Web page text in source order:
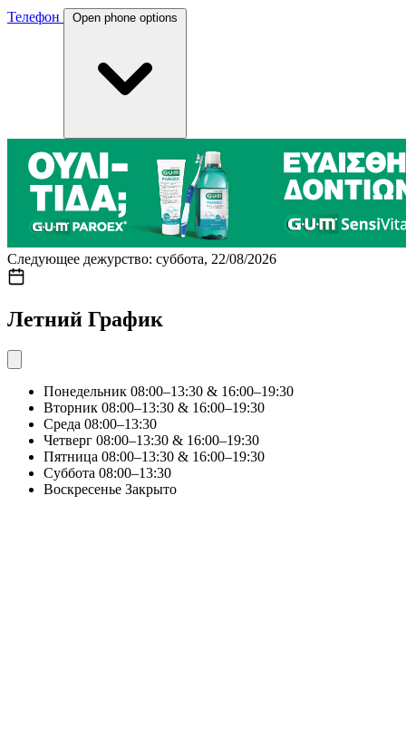
Телефон Open phone options
Следующее дежурство: суббота, 22/08/2026
Летний График
Понедельник 08:00–13:30 & 16:00–19:30
Вторник 08:00–13:30 & 16:00–19:30
Среда 08:00–13:30
Четверг 08:00–13:30 & 16:00–19:30
Пятница 08:00–13:30 & 16:00–19:30
Суббота 08:00–13:30
Воскресенье Закрыто